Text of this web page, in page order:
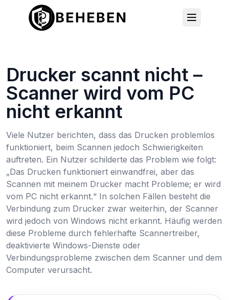
Drucker scannt nicht –
Scanner wird vom PC
nicht erkannt
Viele Nutzer berichten, dass das Drucken problemlos
funktioniert, beim Scannen jedoch Schwierigkeiten
auftreten. Ein Nutzer schilderte das Problem wie folgt:
„Das Drucken funktioniert einwandfrei, aber das
Scannen mit meinem Drucker macht Probleme; er wird
vom PC nicht erkannt.“ In solchen Fällen besteht die
Verbindung zum Drucker zwar weiterhin, der Scanner
wird jedoch von Windows nicht erkannt. Häufig werden
diese Probleme durch fehlerhafte Scannertreiber,
deaktivierte Windows-Dienste oder
Verbindungsprobleme zwischen dem Scanner und dem
Computer verursacht.